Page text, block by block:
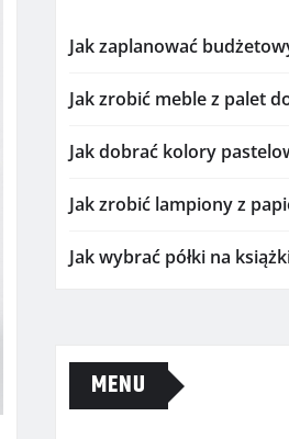
Jak zaplanować
Jak zrobić meble z palet
Jak dobrać kolory
Jak zrobić lampiony z
Jak wybrać półki na
MENU